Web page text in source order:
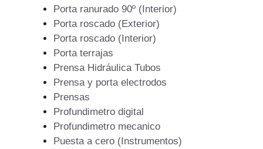
Porta ranurado 90º (Interior)
Porta roscado (Exterior)
Porta roscado (Interior)
Porta terrajas
Prensa Hidráulica Tubos
Prensa y porta electrodos
Prensas
Profundimetro digital
Profundimetro mecanico
Puesta a cero (Instrumentos)